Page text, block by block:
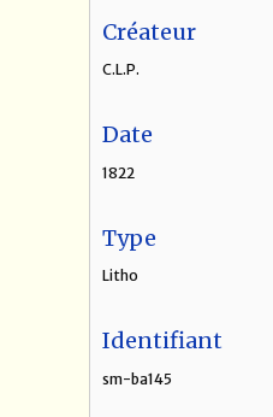
Créateur
C.L.P.
Date
1822
Type
Litho
Identifiant
sm-ba145